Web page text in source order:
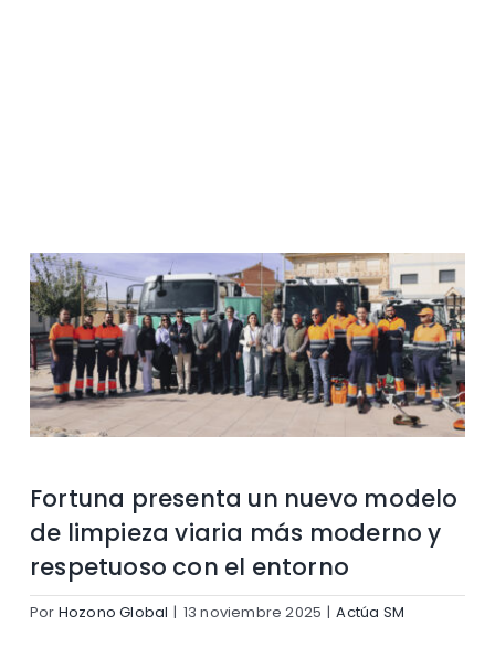
Fortuna presenta un nuevo modelo
de limpieza viaria más moderno y
respetuoso con el entorno
Por Hozono Global | 13 noviembre 2025 | Actúa SM